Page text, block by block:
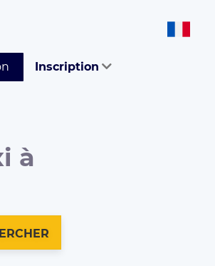
Inscription
à